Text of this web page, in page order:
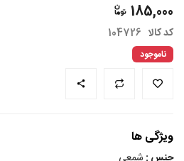
185,000
کد کالا 104726
ناموجود
ویژگی ها